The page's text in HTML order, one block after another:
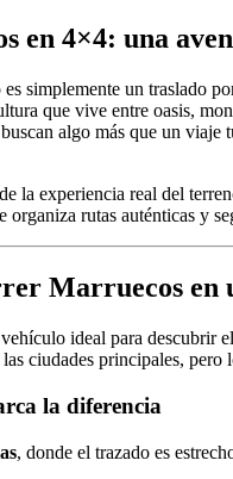
en 4×4: una
simplemente un traslado
que vive entre oasis,
algo más que un
la experiencia real del
organiza rutas auténticas y
Marruecos en
ideal para descubrir
ciudades principales, pero
la diferencia
, donde el trazado es